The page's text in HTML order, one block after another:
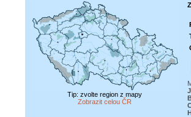
Tip: zvolte region z mapy
Zobrazit celou ČR